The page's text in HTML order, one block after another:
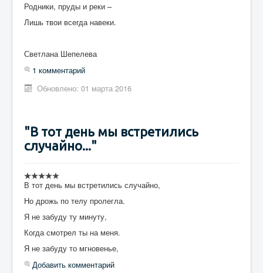
Родники, пруды и реки –
Лишь твои всегда навеки.
Светлана Шепелева
1 комментарий
Обновлено: 01 марта 2016
"В тот день мы встретились
случайно..."
В тот день мы встретились случайно,
Но дрожь по телу пролегла.
Я не забуду ту минуту,
Когда смотрел ты на меня.
Я не забуду то мгновенье,
Добавить комментарий